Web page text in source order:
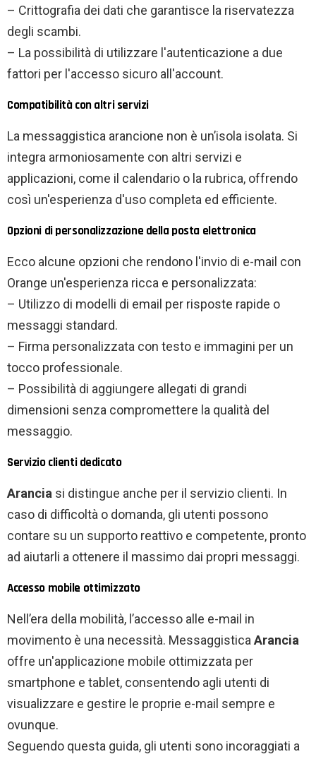
– Crittografia dei dati che garantisce la riservatezza
degli scambi.
– La possibilità di utilizzare l'autenticazione a due
fattori per l'accesso sicuro all'account.
Compatibilità con altri servizi
La messaggistica arancione non è un’isola isolata. Si
integra armoniosamente con altri servizi e
applicazioni, come il calendario o la rubrica, offrendo
così un'esperienza d'uso completa ed efficiente.
Opzioni di personalizzazione della posta elettronica
Ecco alcune opzioni che rendono l'invio di e-mail con
Orange un'esperienza ricca e personalizzata:
– Utilizzo di modelli di email per risposte rapide o
messaggi standard.
– Firma personalizzata con testo e immagini per un
tocco professionale.
– Possibilità di aggiungere allegati di grandi
dimensioni senza compromettere la qualità del
messaggio.
Servizio clienti dedicato
Arancia si distingue anche per il servizio clienti. In
caso di difficoltà o domanda, gli utenti possono
contare su un supporto reattivo e competente, pronto
ad aiutarli a ottenere il massimo dai propri messaggi.
Accesso mobile ottimizzato
Nell’era della mobilità, l’accesso alle e-mail in
movimento è una necessità. MessaggisticaArancia
offre un'applicazione mobile ottimizzata per
smartphone e tablet, consentendo agli utenti di
visualizzare e gestire le proprie e-mail sempre e
ovunque.
Seguendo questa guida, gli utenti sono incoraggiati a